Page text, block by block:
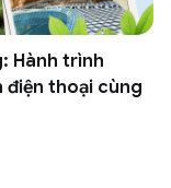
Hành trình
điện thoại cùng